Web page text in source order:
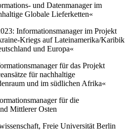
und Datenmanager im
Globale Lieferketten«
Informationsmanager im Projekt
Kriegs auf Lateinamerika/Karibik
und Europa«
für das Projekt
für nachhaltige
und im südlichen Afrika«
für die
Mittlerer Osten
Freie Universität Berlin